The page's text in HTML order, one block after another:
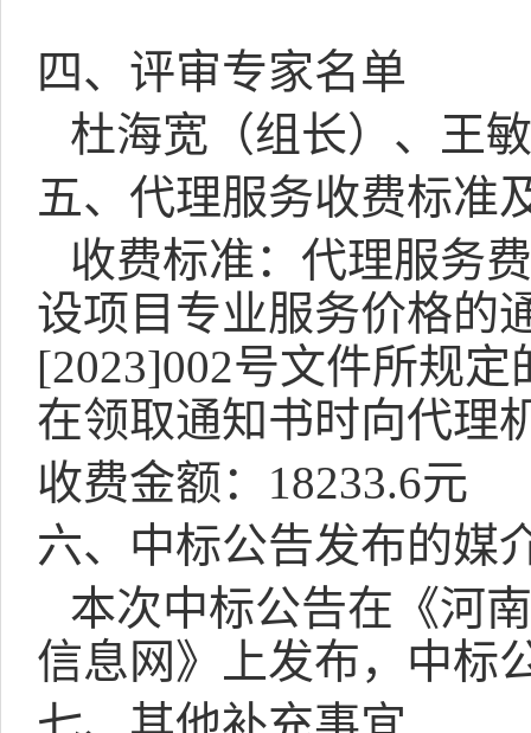
四、评审专家名单
杜海宽（组长）、王
五、代理服务收费标准
收费标准：代理服务
设项目专业服务价格的
[2023]002号文件所规定
在领取通知书时向代理
收费金额： 18233.6元
六、中标公告发布的媒
本次中标公告在《河
信息网》上发布，中标